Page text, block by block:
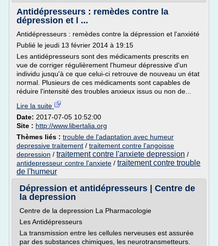
Antidépresseurs : remèdes contre la
dépression et l ...
Antidépresseurs : remèdes contre la dépression et l'anxiété
Publié le jeudi 13 février 2014 à 19:15
Les antidépresseurs sont des médicaments prescrits en
vue de corriger régulièrement l'humeur dépressive d'un
individu jusqu'à ce que celui-ci retrouve de nouveau un état
normal. Plusieurs de ces médicaments sont capables de
réduire l'intensité des troubles anxieux issus ou non de...
Lire la suite
Date: 2017-07-05 10:52:00
Site : http://www.libertalia.org
Thèmes liés : trouble de l'adaptation avec humeur
depressive traitement / traitement contre l'angoisse
depression / traitement contre l'anxiete depression /
antidepresseur contre l'anxiete / traitement contre trouble
de l'humeur
Dépression et antidépresseurs | Centre de
la depression
Centre de la depression La Pharmacologie
Les Antidépresseurs
La transmission entre les cellules nerveuses est assurée
par des substances chimiques, les neurotransmetteurs.